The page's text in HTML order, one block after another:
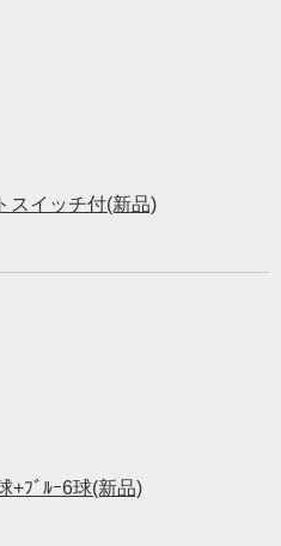
スイッチ付(新品)
ﾌﾞﾙｰ6球(新品)